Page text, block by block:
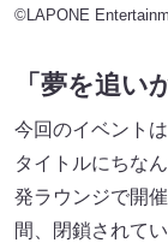
©LAPONE
「夢を追い
今回のイベント
タイトルにちな
発ラウンジで開
間、閉鎖されて